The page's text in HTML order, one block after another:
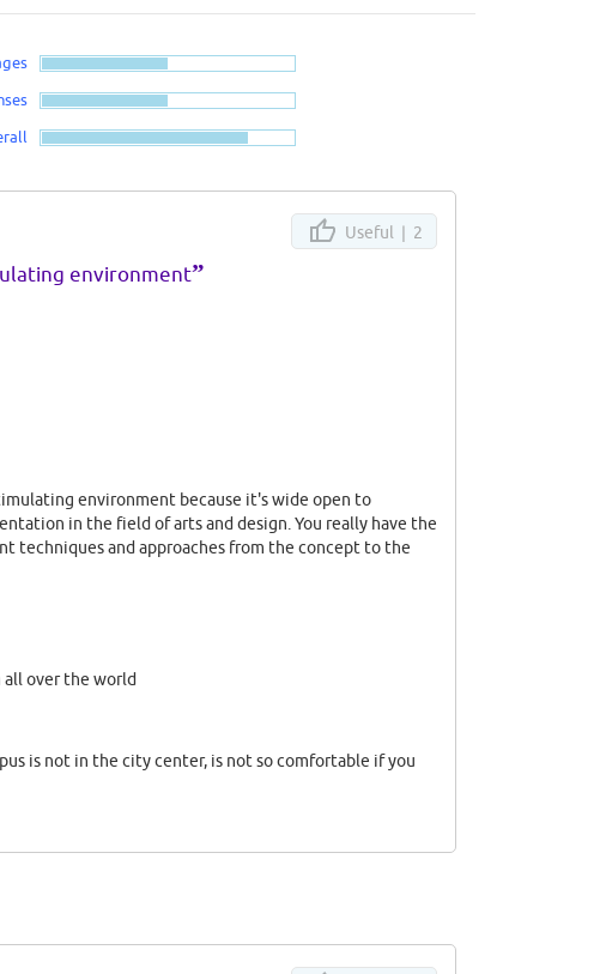
Useful | 2
environment”
environment because it's wide open to
in the field of arts and design. You really have the
techniques and approaches from the concept to the
all over the world
is not in the city center, is not so comfortable if you